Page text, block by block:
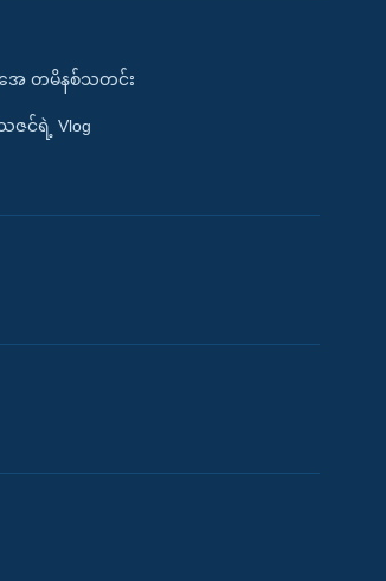
ေ တမိနစ်သတင်း
ဇင်ရဲ့ Vlog